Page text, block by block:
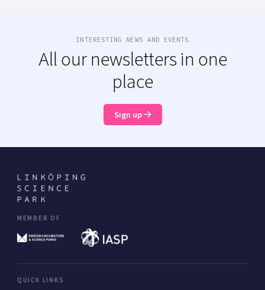
INTERESTING NEWS AND EVENTS
All our newsletters in one
place
Sign up
MEMBER OF
QUICK LINKS